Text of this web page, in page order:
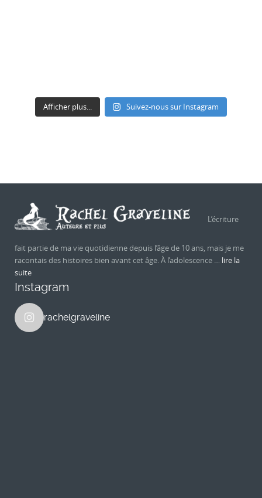
Afficher plus... Suivez-nous sur Instagram
L’écriture
fait partie de ma vie quotidienne depuis l’âge de 10 ans, mais je me
racontais des histoires bien avant cet âge. À l’adolescence … lire la
suite
Instagram
rachelgraveline